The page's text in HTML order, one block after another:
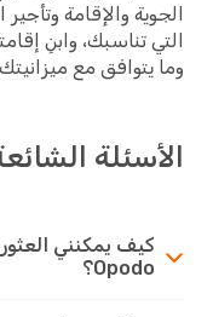
الجوية والإقامة
التي تناسبك، وابنِ
وما يتوافق مع
الأسئلة
كيف يمكنني
Opodo؟